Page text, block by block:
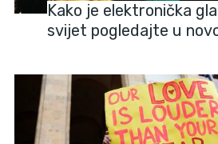
Kako je elektronička
svijet pogledajte u